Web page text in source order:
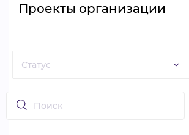
Проекты организации